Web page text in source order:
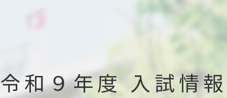
令和９年度 入試情報